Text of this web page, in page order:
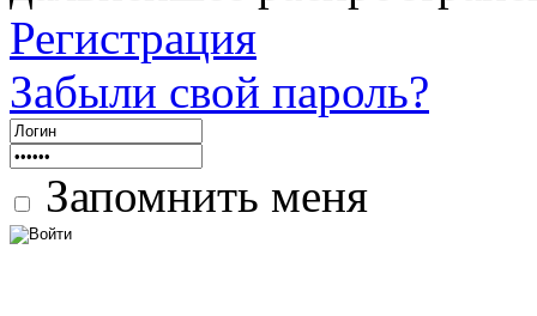
Регистрация
Забыли свой пароль?
Запомнить меня